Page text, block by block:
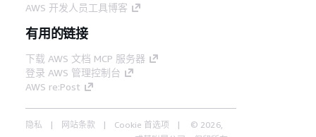
AWS 开发人员工具博客
有用的链接
下载 AWS 文档 MCP 服务器
登录 AWS 管理控制台
AWS re:Post
隐私 网站条款 Cookie 首选项
© 2026,